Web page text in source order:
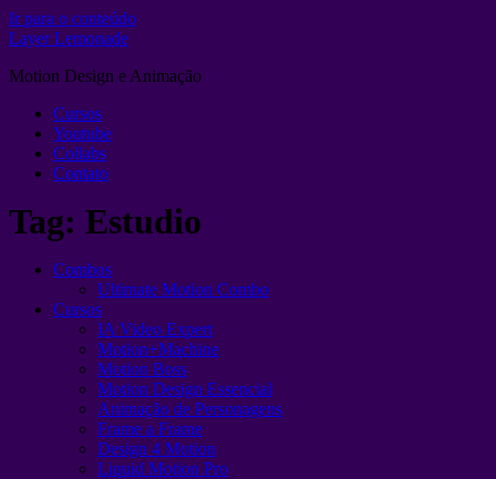
Ir para o conteúdo
Layer Lemonade
Motion Design e Animação
Cursos
Youtube
Collabs
Contato
Tag: Estudio
Combos
Ultimate Motion Combo
Cursos
IA Video Expert
Motion+Machine
Motion Boss
Motion Design Essencial
Animação de Personagens
Frame a Frame
Design 4 Motion
Liquid Motion Pro